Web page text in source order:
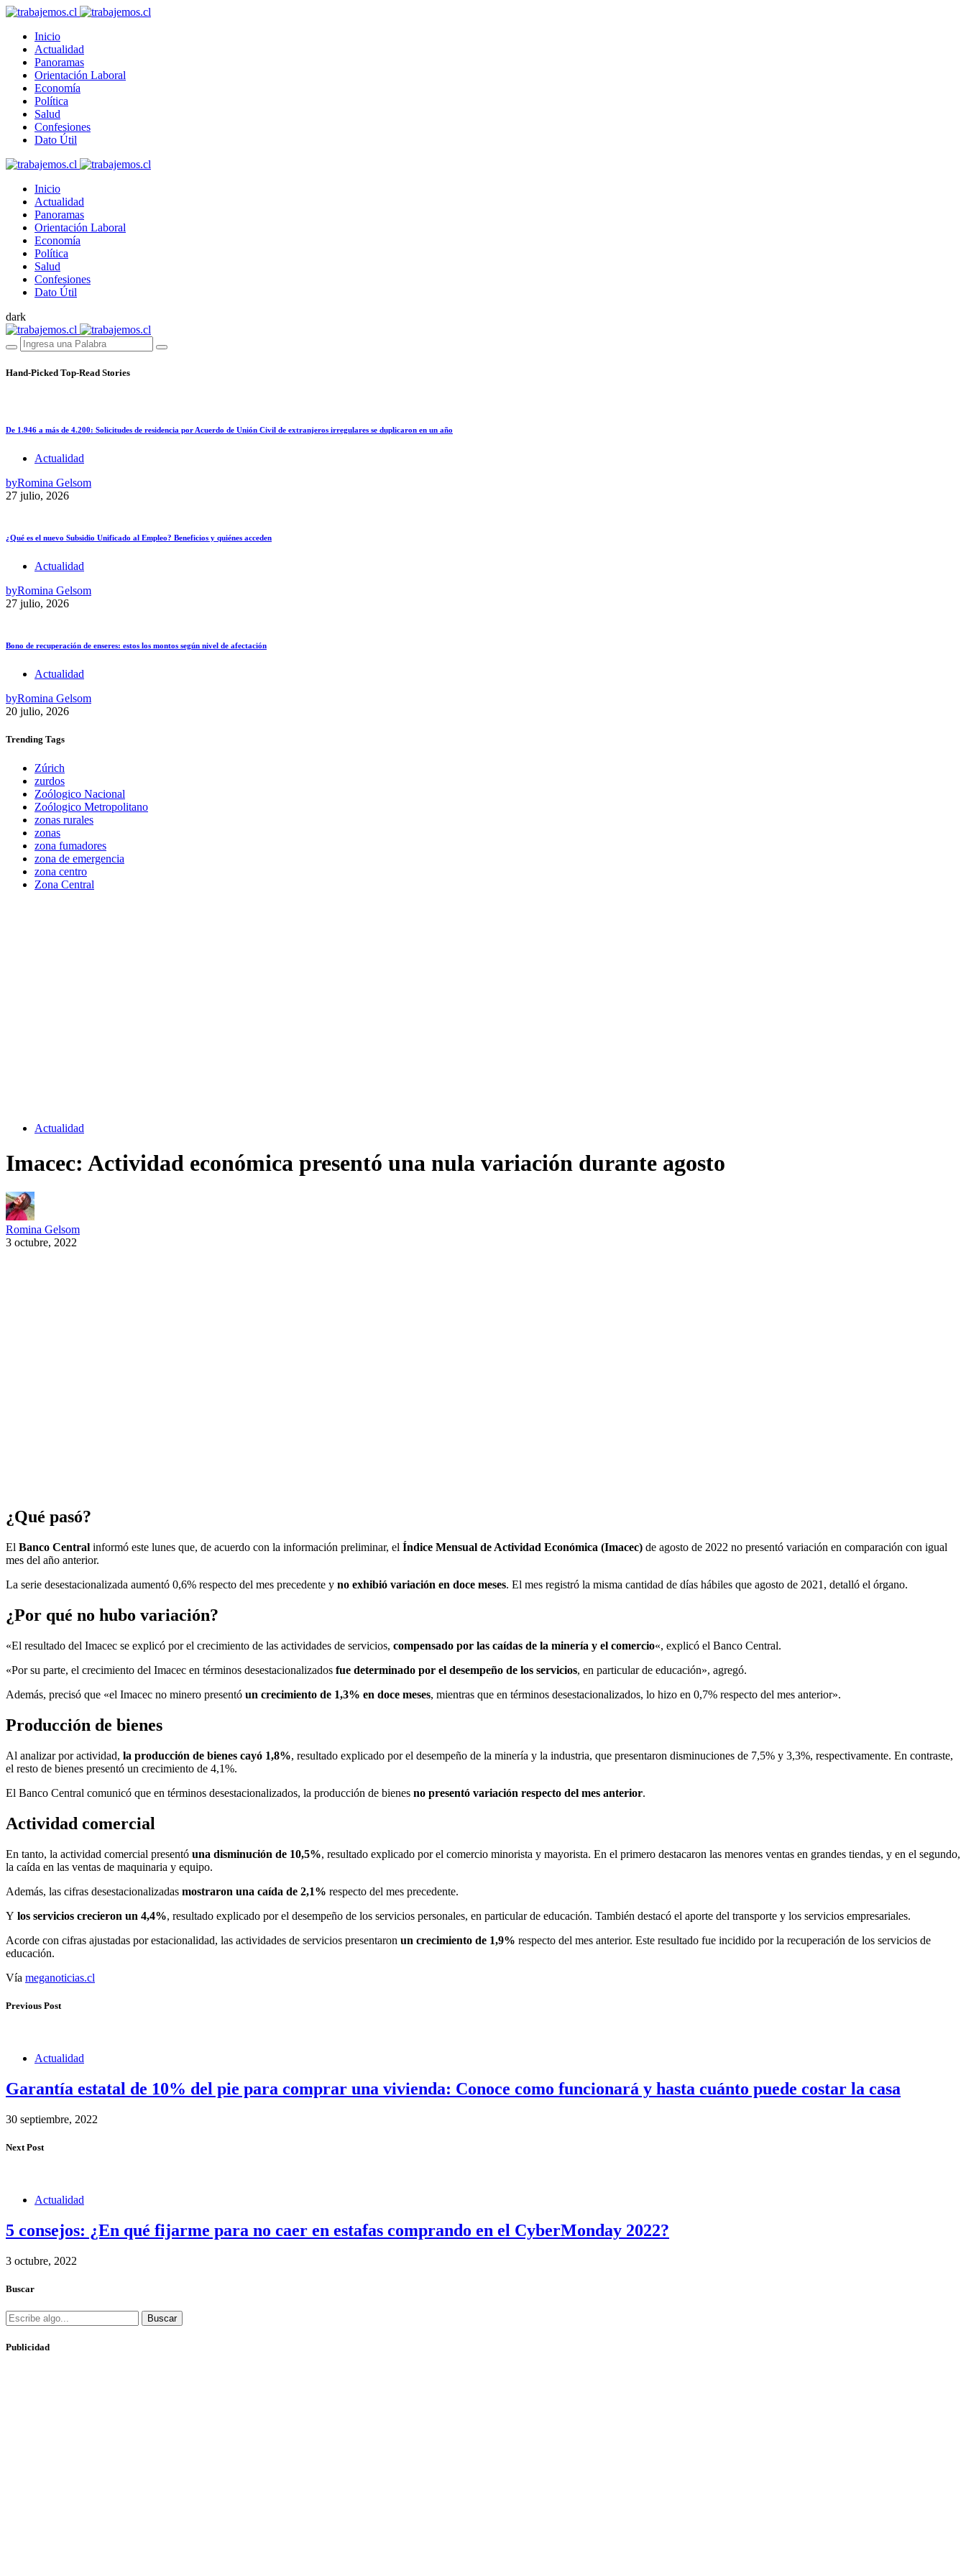
Inicio
Actualidad
Panoramas
Orientación Laboral
Economía
Política
Salud
Confesiones
Dato Útil
Inicio
Actualidad
Panoramas
Orientación Laboral
Economía
Política
Salud
Confesiones
Dato Útil
dark
Hand-Picked Top-Read Stories
De 1.946 a más de 4.200: Solicitudes de residencia por Acuerdo de Unión Civil de extranjeros irregulares se duplicaron en un año
Actualidad
byRomina Gelsom
27 julio, 2026
¿Qué es el nuevo Subsidio Unificado al Empleo? Beneficios y quiénes acceden
Actualidad
byRomina Gelsom
27 julio, 2026
Bono de recuperación de enseres: estos los montos según nivel de afectación
Actualidad
byRomina Gelsom
20 julio, 2026
Trending Tags
Zúrich
zurdos
Zoólogico Nacional
Zoólogico Metropolitano
zonas rurales
zonas
zona fumadores
zona de emergencia
zona centro
Zona Central
Actualidad
Imacec: Actividad económica presentó una nula variación durante agosto
Romina Gelsom
3 octubre, 2022
¿Qué pasó?
El Banco Central informó este lunes que, de acuerdo con la información preliminar, el Índice Mensual de Actividad Económica (Imacec) de agosto de 2022 no presentó variación en comparación con igual
mes del año anterior.
La serie desestacionalizada aumentó 0,6% respecto del mes precedente y no exhibió variación en doce meses. El mes registró la misma cantidad de días hábiles que agosto de 2021, detalló el órgano.
¿Por qué no hubo variación?
«El resultado del Imacec se explicó por el crecimiento de las actividades de servicios, compensado por las caídas de la minería y el comercio«, explicó el Banco Central.
«Por su parte, el crecimiento del Imacec en términos desestacionalizados fue determinado por el desempeño de los servicios, en particular de educación», agregó.
Además, precisó que «el Imacec no minero presentó un crecimiento de 1,3% en doce meses, mientras que en términos desestacionalizados, lo hizo en 0,7% respecto del mes anterior».
Producción de bienes
Al analizar por actividad, la producción de bienes cayó 1,8%, resultado explicado por el desempeño de la minería y la industria, que presentaron disminuciones de 7,5% y 3,3%, respectivamente. En contraste,
el resto de bienes presentó un crecimiento de 4,1%.
El Banco Central comunicó que en términos desestacionalizados, la producción de bienes no presentó variación respecto del mes anterior.
Actividad comercial
En tanto, la actividad comercial presentó una disminución de 10,5%, resultado explicado por el comercio minorista y mayorista. En el primero destacaron las menores ventas en grandes tiendas, y en el segundo,
la caída en las ventas de maquinaria y equipo.
Además, las cifras desestacionalizadas mostraron una caída de 2,1% respecto del mes precedente.
Y los servicios crecieron un 4,4%, resultado explicado por el desempeño de los servicios personales, en particular de educación. También destacó el aporte del transporte y los servicios empresariales.
Acorde con cifras ajustadas por estacionalidad, las actividades de servicios presentaron un crecimiento de 1,9% respecto del mes anterior. Este resultado fue incidido por la recuperación de los servicios de
educación.
Vía meganoticias.cl
Previous Post
Actualidad
Garantía estatal de 10% del pie para comprar una vivienda: Conoce como funcionará y hasta cuánto puede costar la casa
30 septiembre, 2022
Next Post
Actualidad
5 consejos: ¿En qué fijarme para no caer en estafas comprando en el CyberMonday 2022?
3 octubre, 2022
Buscar
Buscar
Publicidad